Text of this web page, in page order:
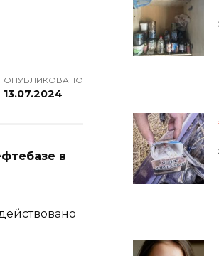
ОПУБЛИКОВАНО
13.07.2024
в